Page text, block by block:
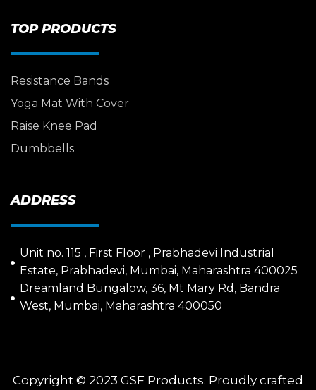
TOP PRODUCTS
Resistance Bands
Yoga Mat With Cover
Raise Knee Pad
Dumbbells
ADDRESS
Unit no. 115 , First Floor , Prabhadevi Industrial
Estate, Prabhadevi, Mumbai, Maharashtra 400025
Dreamland Bungalow, 36, Mt Mary Rd, Bandra
West, Mumbai, Maharashtra 400050
Copyright © 2023 GSF Products. Proudly crafted